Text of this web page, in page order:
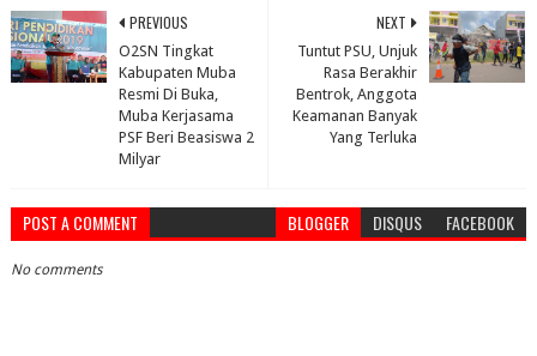
NEXT
Tuntut PSU, Unjuk
Rasa Berakhir
Bentrok, Anggota
Keamanan Banyak
Yang Terluka
PREVIOUS
O2SN Tingkat
Kabupaten Muba
Resmi Di Buka,
Muba Kerjasama
PSF Beri Beasiswa 2
Milyar
POST A COMMENT BLOGGER DISQUS FACEBOOK
No comments